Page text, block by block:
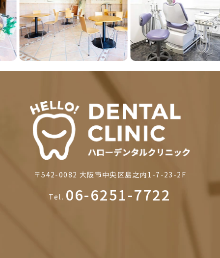
〒542-0082 大阪市中央区島之内1-7-23-2F
Tel. 06-6251-7722